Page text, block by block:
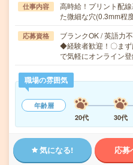
仕事内容
高時給！プリント配
た微細な穴(0.3mm程
応募資格
ブランクOK / 英語力
◆経験者歓迎！〇まず
で気軽にオンライン
職場の雰囲気
年齢層
20代
30代
気になる! 応募